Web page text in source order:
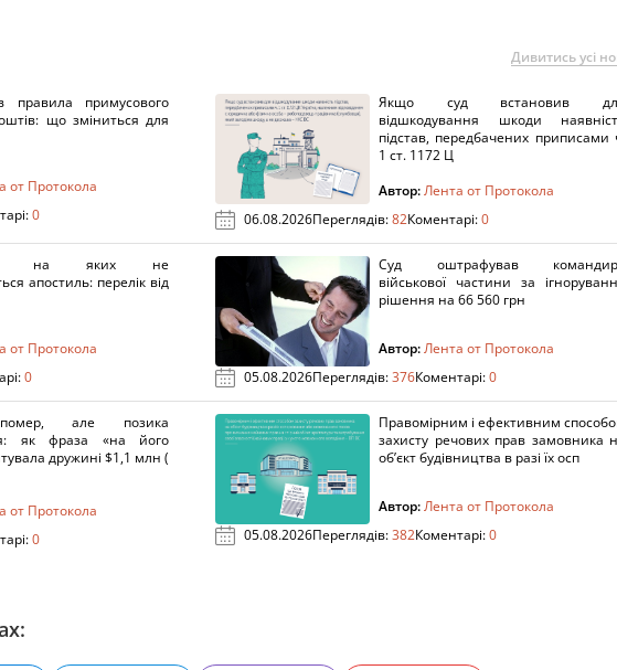
Дивитись усі
правила примусового
що зміниться для
от Протокола
0
Якщо суд встановив
відшкодування шкоди
підстав, передбачених приписами
1 ст. 1172 Ц
Автор:Лента от Протокола
06.08.2026Переглядів:82Коментарі:0
на яких не
апостиль: перелік від
от Протокола
0
Суд оштрафував
військової частини за
рішення на 66 560 грн
Автор:Лента от Протокола
05.08.2026Переглядів:376Коментарі:0
але позика
як фраза «на його
дружині $1,1 млн (
от Протокола
0
Правомірним і ефективним
захисту речових прав замовника
об’єкт будівництва в разі їх осп
Автор:Лента от Протокола
05.08.2026Переглядів:382Коментарі:0